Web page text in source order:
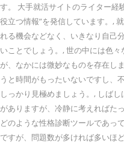
す。 大手就活サイトのライター経
役立つ情報”を発信しています。,
れる機会などなく、いきなり自己
いことでしょう。, 世の中には色
が、なかには微妙なものを存在し
うと時間がもったいないですし、
しっかり見極めましょう。, しば
がありますが、冷静に考えればた
どのような性格診断ツールであっ
ですが、問題数が多ければ多いほ